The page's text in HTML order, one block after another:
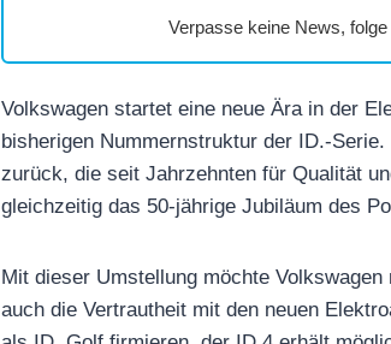
Verpasse keine News,
Volkswagen startet eine neue Ära in der
bisherigen Nummernstruktur der ID.-
zurück, die seit Jahrzehnten für Qualität
gleichzeitig das 50-jährige Jubiläum des
Mit dieser Umstellung möchte
auch die Vertrautheit mit den neuen